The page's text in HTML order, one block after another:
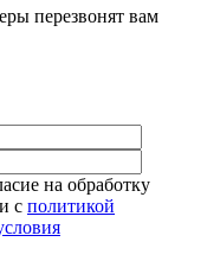
перезвонят вам
на обработку
с политикой